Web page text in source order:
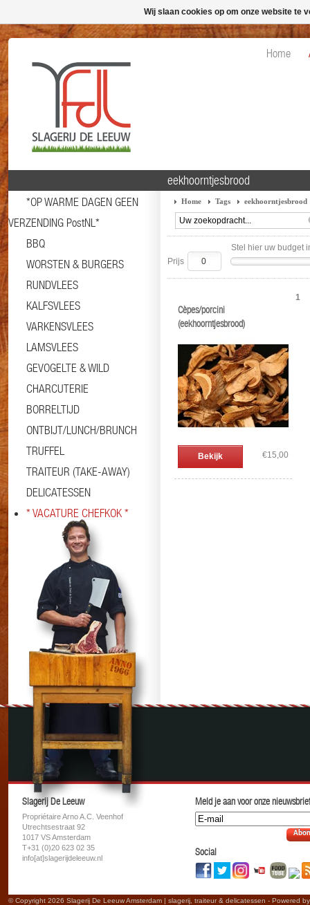
Home
*OP WARME DAGEN GEEN
VERZENDING PostNL*
BBQ
WORSTEN & BURGERS
RUNDVLEES
KALFSVLEES
VARKENSVLEES
LAMSVLEES
GEVOGELTE & WILD
CHARCUTERIE
BORRELTIJD
ONTBIJT/LUNCH/BRUNCH
TRUFFEL
TRAITEUR (TAKE-AWAY)
DELICATESSEN
* VACATURE CHEFKOK *
eekhoorntjesbrood
Home Tags eekhoorntjesbrood
Stel hier uw budget
Prijs
Cèpes/porcini
(eekhoorntjesbrood)
Bekijk €15,00
1
Slagerij De Leeuw
Propriétaire Arno A.C. Veenhof
Utrechtsestraat 92
1017 VS Amsterdam
T+31 (0)20 623 02 35
info[at]slagerijdeleeuw.nl
Meld je aan voor onze
Social
© Copyright 2026 Slagerij De Leeuw Amsterdam | slagerij, traiteur & delicatessen - Powered
Wij slaan cookies op om onze website te